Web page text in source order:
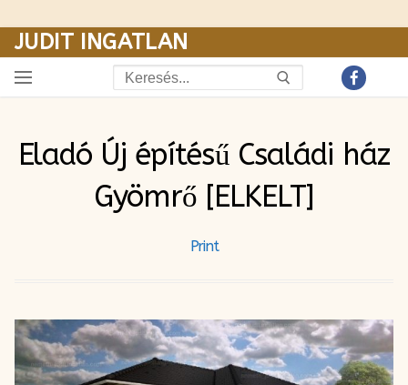
Ugrás
JUDIT INGATLAN
Eladó Új építésű Családi ház
Gyömrő [ELKELT]
Print